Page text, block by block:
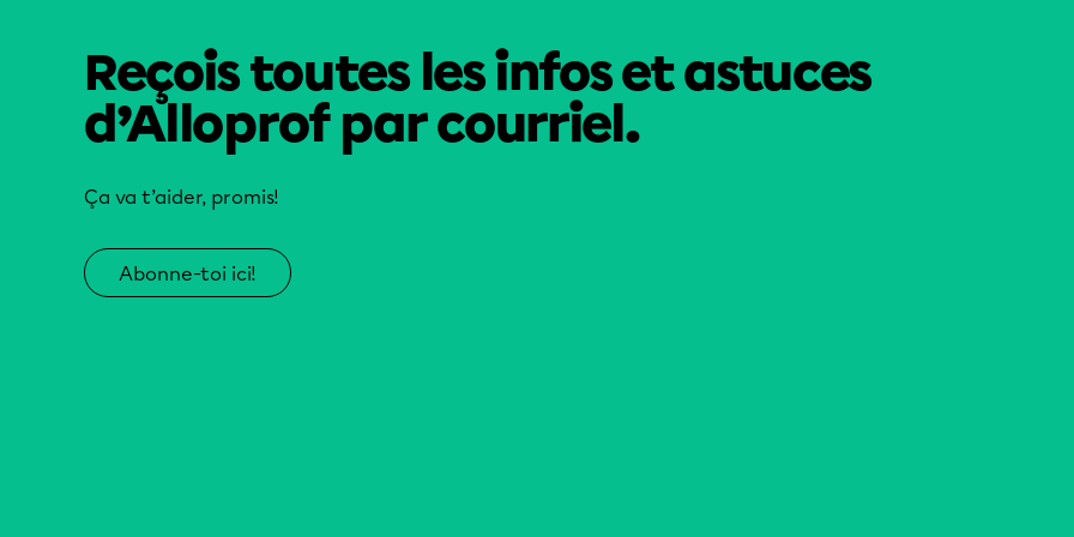
Reçois toutes les infos et astuces
d’Alloprof par courriel.
Ça va t’aider, promis!
Abonne-toi ici!